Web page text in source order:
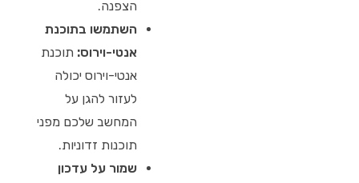
הצפנה.
השתמשו בתוכנת
אנטי-וירוס: תוכנת
אנטי-וירוס יכולה
לעזור להגן על
המחשב שלכם מפני
תוכנות זדוניות.
שמור על עדכון